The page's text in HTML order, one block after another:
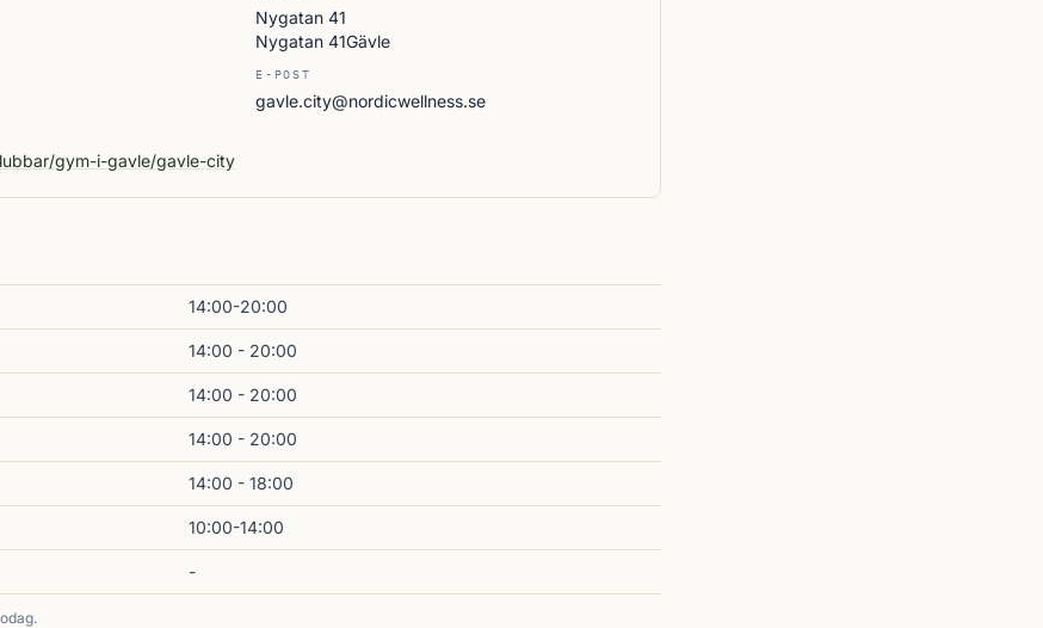
Nygatan 41
Nygatan 41Gävle
E-POST
gavle.city@nordicwellness.se
gym-i-gavle/gavle-city
14:00-20:00
14:00 - 20:00
14:00 - 20:00
14:00 - 20:00
14:00 - 18:00
10:00-14:00
-